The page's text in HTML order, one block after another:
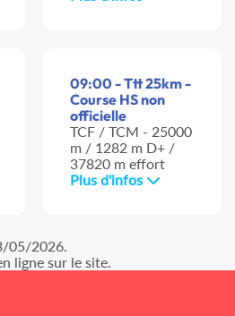
09:00 - Ttt 25km -
Course HS non
officielle
TCF / TCM - 25000
m / 1282 m D+ /
37820 m effort
Plus d'infos
05/2026.
ligne sur le site.